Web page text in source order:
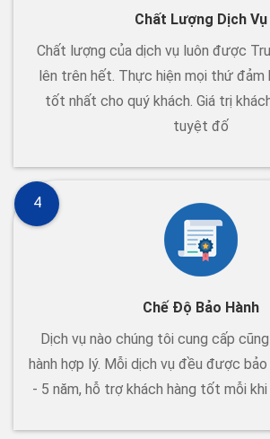
Chất Lượng Dịch Vụ
Chất lượng của dịch vụ luôn được
lên trên hết. Thực hiện mọi thứ
tốt nhất cho quý khách. Giá trị
tuyệt đố
Chế Độ Bảo Hành
Dịch vụ nào chúng tôi cung cấp
hành hợp lý. Mỗi dịch vụ đều được
- 5 năm, hỗ trợ khách hàng tốt mỗi khi
4